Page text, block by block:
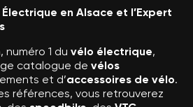
Électrique en Alsace et l’Expert
, numéro 1 du vélo électrique,
catalogue de vélos
et d’accessoires de vélo.
références, vous retrouverez